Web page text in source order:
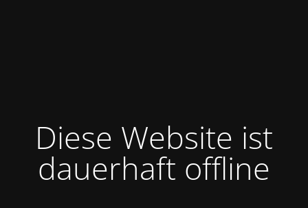
Diese Website ist
dauerhaft offline